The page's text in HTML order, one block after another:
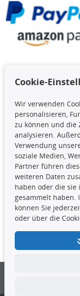
unterlassen, die
vorherige
verbreiten und/oder
zu lassen. Ein
Kontakt
Cookie-
Wir verwenden
personalisieren,
zu können und die
analysieren.
Verwendung
soziale Medien,
Partner führen
weiteren Daten
haben oder die sie
gesammelt haben.
können Sie
oder über die